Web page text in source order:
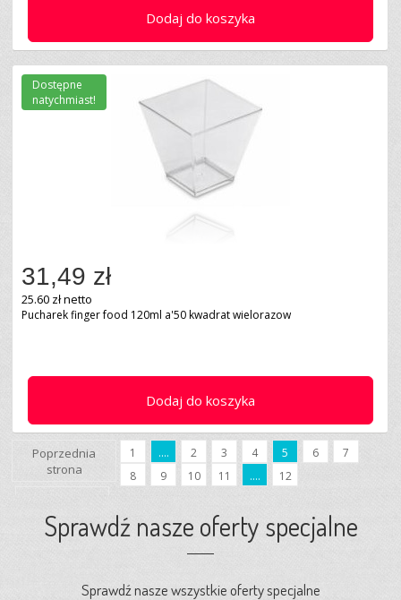
Dodaj do koszyka
Dodaj do koszyka
31,49 zł
25.60 zł netto
Pucharek finger food 120ml a'50 kwadrat wielorazow
Dostępne
natychmiast!
Poprzednia
strona
1 .... 2 3 4 5 6
7
8
9 10 11 .... 12
strona
Sprawdź nasze oferty specjalne
Sprawdź nasze wszystkie oferty specjalne